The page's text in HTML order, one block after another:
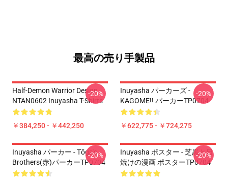
最高の売り手製品
Half-Demon Warrior Design
NTAN0602 Inuyasha T-Shirts
￥384,250 - ￥442,250
-20%
Inuyasha パーカーズ -
KAGOME!! パーカーTP0704
￥622,775 - ￥724,275
-20%
Inuyasha パーカー - Tōga's
Brothers(赤)パーカーTP0704
-20%
Inuyasha ポスター - 芝黒と日
焼けの漫画 ポスターTP0704
-20%